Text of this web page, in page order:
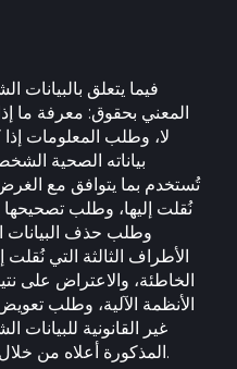
فيما يتعلق
المعني بحقوق: معرفة ما
لا، وطلب المعلومات
بياناته الصحية
تُستخدم بما يتوافق مع
نُقلت إليها، وطلب
وطلب حذف البيانات
الأطراف الثالثة التي
الخاطئة، والاعتراض على
الأنظمة الآلية، وطلب
غير القانونية
المذكورة أعلاه من خلال التقدم إلى عيادتنا بطلب خطي.